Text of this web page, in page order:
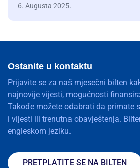
6. Augusta 2025.
Ostanite u kontaktu
Prijavite se za naš mjesečni bilten
najnovije vijesti, mogućnosti
Takođe možete odabrati da primate
i vijesti ili trenutna obavještenja.
engleskom jeziku.
PRETPLATITE SE NA BILTEN